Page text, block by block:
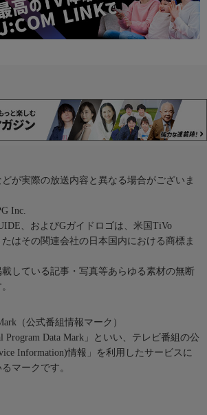
が実際の放送内容と異なる場合がございま
Inc.
、およびGガイドロゴは、米国TiVo
はその関連会社の日本国内における商標ま
している記事・写真等あらゆる素材の無断
（公式番組情報マーク）
Program Data Mark」といい、テレビ番組の公
Information)情報」を利用したサービスに
マークです。